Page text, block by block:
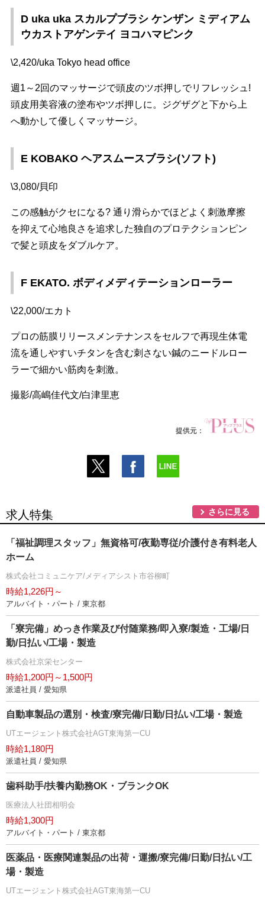
D uka uka スカルプブラシ ケンザン ミディアム
ウカストアゲンテイ ヨコハマピンク
\2,420/uka Tokyo head office
週1～2回のマッサージで頭皮のツボ押しでリフレッシュ!
頭皮用美容液の塗布やツボ押しに。ジグザグと下から上
へ動かして優しくマッサージ。
E KOBAKO ヘアスムースブラシ(ソフト)
\3,080/貝印
この感触がクセになる? 通り滑らかでほどよく刺激摩擦
を抑えて心地良さを追求した独自のプロテクションピン
で髪と頭皮をダブルケア。
F EKATO. ボディメディテーションローラー
\22,000/エカト
プロの筋膜リリースメンテナンスをセルフで再現生体電
流を通しやすいチタンを含む刺さない鍼のニードルロー
ラーで細かい筋肉を刺激。
撮影/高嶋佳代文/白津里恵
提供元：
求人特集 さらに見る
「福祉調理スタッフ」無資格可/夜勤専従/介護付き有料老人
ホーム
株式会社コミュニケア/メディアシスト市谷柳町
時給1,226円～
アルバイト・パート / 東京都
「寮完備」めっき作業及び付随業務/即入寮/製造・工場/日
勤/日払い/工場・製造
株式会社京栄センター
時給1,200円～1,500円
派遣社員 / 愛知県
自動車製品の選別・検査/寮完備/日勤/日払い/工場・製造
UTエージェント株式会社AGT東海第一CU
時給1,180円
派遣社員 / 愛知県
歯科助手/扶養内勤務OK・ブランクOK
医療法人社団相明会
時給1,300円
アルバイト・パート / 東京都
医薬品・医療関連製品の出荷・運搬/寮完備/日勤/日払い/工
場・製造
UTエージェント株式会社AGT東海第一CU